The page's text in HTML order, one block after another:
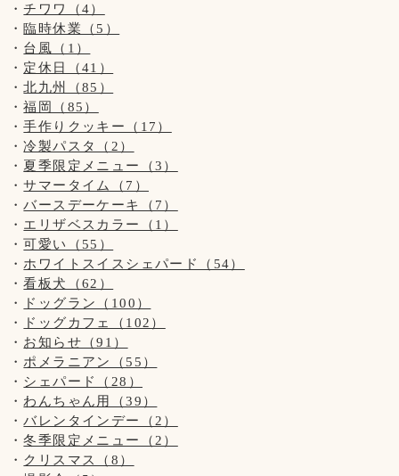
チワワ（4）
臨時休業（5）
台風（1）
定休日（41）
北九州（85）
福岡（85）
手作りクッキー（17）
冷製パスタ（2）
夏季限定メニュー（3）
サマータイム（7）
バースデーケーキ（7）
エリザベスカラー（1）
可愛い（55）
ホワイトスイスシェパード（54）
看板犬（62）
ドッグラン（100）
ドッグカフェ（102）
お知らせ（91）
ポメラニアン（55）
シェパード（28）
わんちゃん用（39）
バレンタインデー（2）
冬季限定メニュー（2）
クリスマス（8）